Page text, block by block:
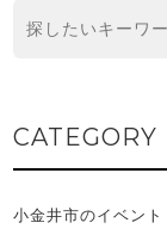
CATEGORY
小金井市のイベント